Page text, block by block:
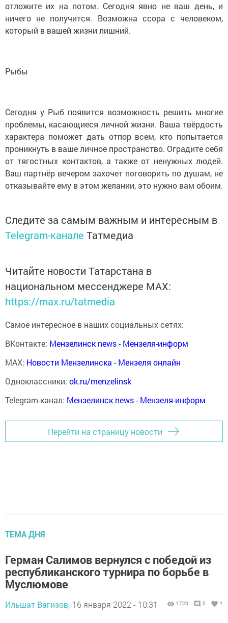
отложите их на потом. Сегодня явно не ваш день, и
ничего не получится. Возможна ссора с человеком,
который в вашей жизни лишний.
Рыбы
Сегодня у Рыб появится возможность решить многие
проблемы, касающиеся личной жизни. Ваша твёрдость
характера поможет дать отпор всем, кто попытается
проникнуть в ваше личное пространство. Оградите себя
от тягостных контактов, а также от ненужных людей.
Ваш партнёр вечером захочет поговорить по душам, не
отказывайте ему в этом желании, это нужно вам обоим.
Следите за самым важным и интересным в
Telegram-канале Татмедиа
Читайте новости Татарстана в
национальном мессенджере MАХ:
https://max.ru/tatmedia
Самое интересное в наших социальных сетях:
ВКонтакте: Мензелинск news - Мензеля-информ
MAX: Новости Мензелинска - Мензеля онлайн
Одноклассники: ok.ru/menzelinsk
Telegram-канал: Мензелинск news - Мензеля-информ
Перейти на страницу новости
ТЕМА ДНЯ
Герман Салимов вернулся с победой из
республиканского турнира по борьбе в
Муслюмове
Ильшат Вагизов, 16 января 2022 - 10:31 1720 0 1